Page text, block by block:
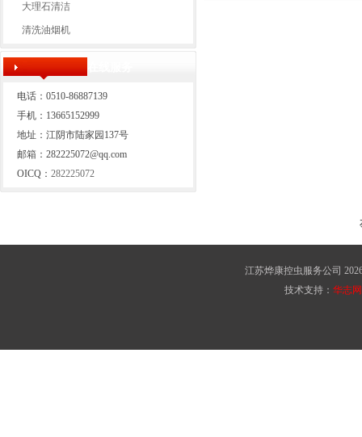
大理石清洁
清洗油烟机
电话：0510-86887139
手机：13665152999
地址：江阴市陆家园137号
邮箱：282225072@qq.com
OICQ： 282225072
江苏烨康控虫服务公司
技术支持： 华志